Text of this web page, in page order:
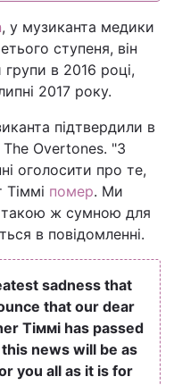
, у музиканта медики
ступеня, він
групи в 2016 році,
2017 року.
підтвердили в
The Overtones. "З
оголосити про те,
помер. Ми
ж сумною для
в повідомленні.
sadness that
that our dear
Тіммі has passed
news will be as
you all as it is for